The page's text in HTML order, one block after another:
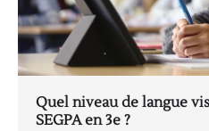
Quel niveau de langue
SEGPA en 3e ?